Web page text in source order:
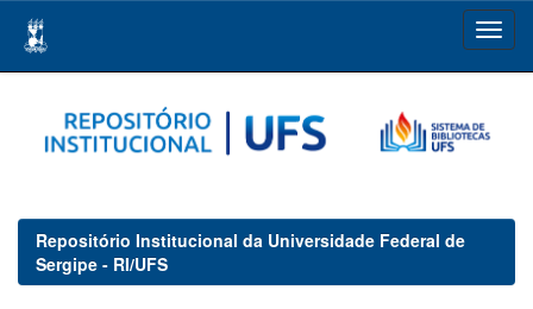
navigation
Repositório Institucional da Universidade Federal de
Sergipe - RI/UFS